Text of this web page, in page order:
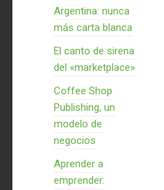
Argentina: nunca
más carta blanca
El canto de sirena
del «marketplace»
Coffee Shop
Publishing, un
modelo de
negocios
Aprender a
emprender: